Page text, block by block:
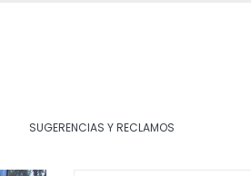
SUGERENCIAS Y RECLAMOS